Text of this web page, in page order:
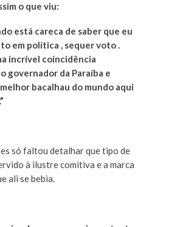
o que viu:
está careca de saber que eu
em política , sequer voto .
incrível coincidência
governador da Paraíba e
bacalhau do mundo aqui
só faltou detalhar que tipo de
à ilustre comitiva e a marca
ali se bebia.